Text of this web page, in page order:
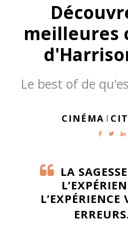
meilleures
Le best of de
CINÉMA |
LA
L’EXPÉRIENCE